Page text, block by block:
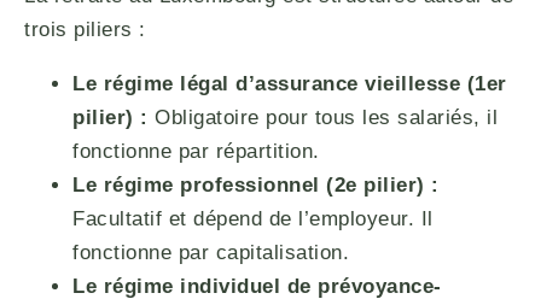
trois piliers :
Le régime légal d’assurance vieillesse (1er
pilier) : Obligatoire pour tous les salariés, il
fonctionne par répartition.
Le régime professionnel (2e pilier) :
Facultatif et dépend de l’employeur. Il
fonctionne par capitalisation.
Le régime individuel de prévoyance-